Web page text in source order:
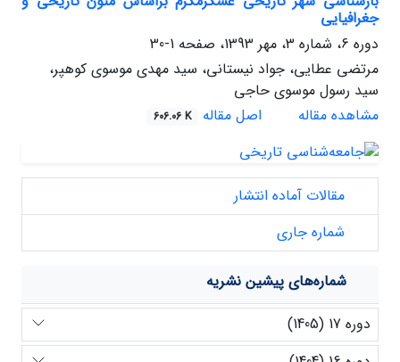
جغرافیایی
دوره 6، شماره 3، مهر 1393، صفحه
1-30
مرتضی عطایی، جواد نیستانی، سید مهدی موسوی کوهپر،
سید رسول موسوی حاجی
مشاهده مقاله
اصل مقاله 606.06 K
مقالات آماده انتشار
شماره جاری
شماره‌های پیشین نشریه
دوره 17 (1405)